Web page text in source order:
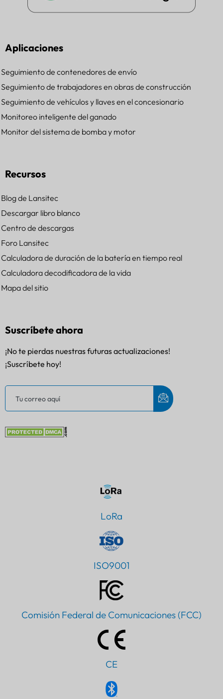
Aplicaciones
Seguimiento de contenedores de envío
Seguimiento de trabajadores en obras de construcción
Seguimiento de vehículos y llaves en el concesionario
Monitoreo inteligente del ganado
Monitor del sistema de bomba y motor
Recursos
Blog de Lansitec
Descargar libro blanco
Centro de descargas
Foro Lansitec
Calculadora de duración de la batería en tiempo real
Calculadora decodificadora de la vida
Mapa del sitio
Suscríbete ahora
¡No te pierdas nuestras futuras actualizaciones!
¡Suscríbete hoy!
LoRa
ISO9001
Comisión Federal de Comunicaciones (FCC)
CE